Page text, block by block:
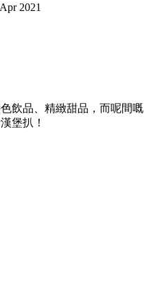
2021
飲品、精緻甜品，而呢間嘅
堡扒！